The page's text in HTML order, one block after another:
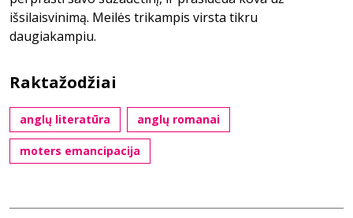
išsilaisvinimą. Meilės trikampis virsta tikru
daugiakampiu.
Raktažodžiai
anglų literatūra anglų romanai
moters emancipacija